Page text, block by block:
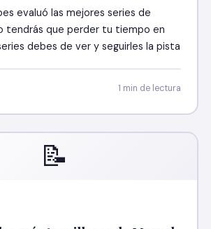
evaluó las mejores series de
tendrás que perder tu tiempo en
debes de ver y seguirles la pista
1 min de lectura
📝